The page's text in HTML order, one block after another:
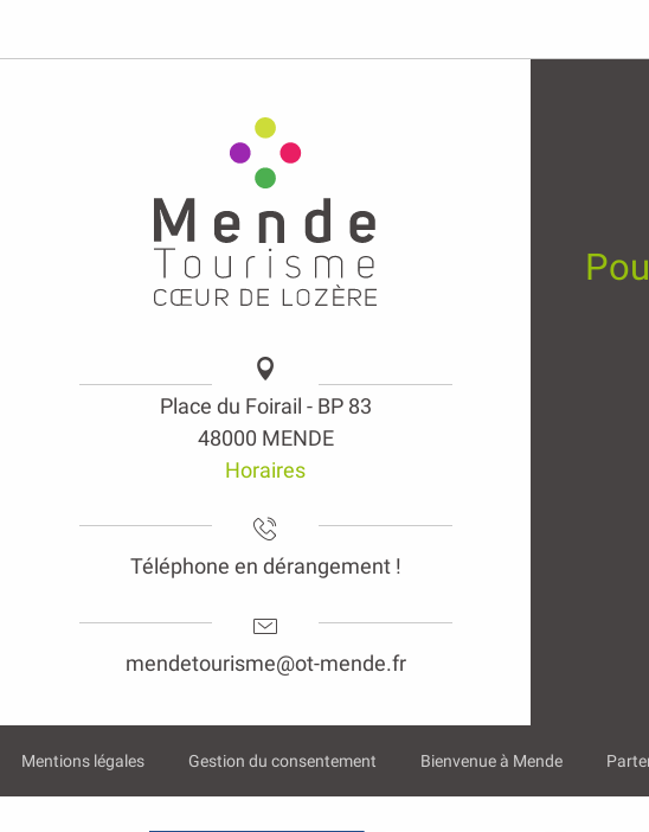
Place du Foirail - BP 83
48000 MENDE
Horaires
Téléphone en dérangement !
mendetourisme@ot-mende.fr
Mentions légales Gestion du consentement Bienvenue à Mende